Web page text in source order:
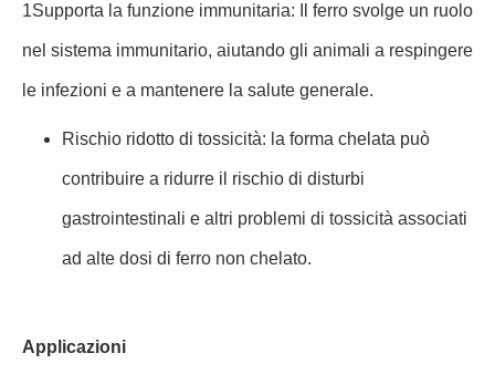
1Supporta la funzione immunitaria: Il ferro svolge un ruolo
nel sistema immunitario, aiutando gli animali a respingere
le infezioni e a mantenere la salute generale.
Rischio ridotto di tossicità: la forma chelata può
contribuire a ridurre il rischio di disturbi
gastrointestinali e altri problemi di tossicità associati
ad alte dosi di ferro non chelato.
Applicazioni